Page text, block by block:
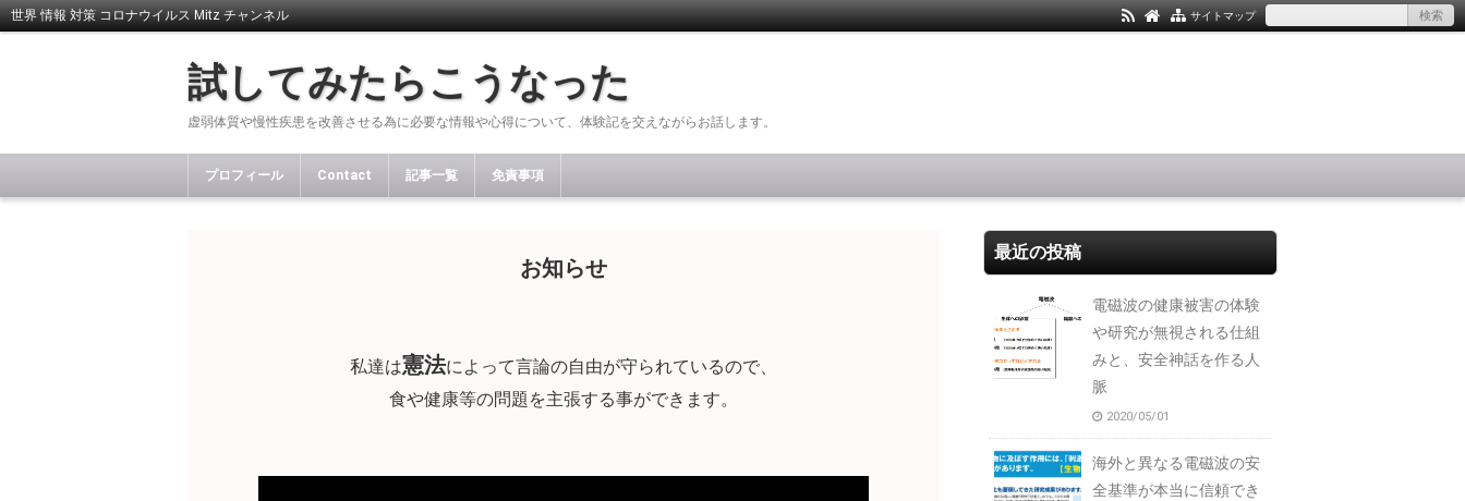
世界 情報 対策 コロナウイルス Mitz チャンネル サイトマップ
試してみたらこうなった
虚弱体質や慢性疾患を改善させる為に必要な情報や心得について、体験記を交えながらお話します。
プロフィール Contact 記事一覧 免責事項
お知らせ
私達は憲法によって言論の自由が守られているので、
食や健康等の問題を主張する事ができます。
最近の投稿
電磁波の健康被害の体験
や研究が無視される仕組
みと、安全神話を作る人
脈
2020/05/01
海外と異なる電磁波の安
全基準が本当に信頼でき